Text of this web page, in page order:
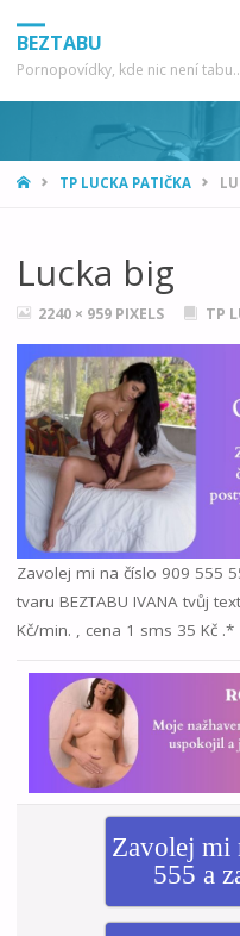
BEZTABU
Pornopovídky, kde nic není
HOMETP LUCKA PATIČKA
Lucka big
FULL2240 × 959 PIXELS TP
Zavolej mi na číslo 909 555
tvaru BEZTABU IVANA tvůj
Kč/min. , cena 1 sms 35 Kč
Zavolej mi
555 a